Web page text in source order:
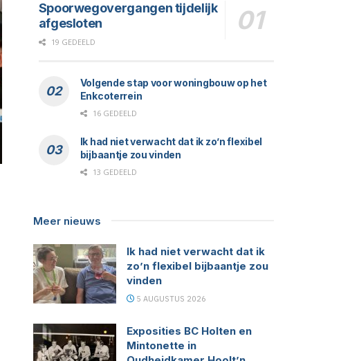
Spoorwegovergangen tijdelijk
afgesloten
19 GEDEELD
Volgende stap voor woningbouw op het
Enkcoterrein
16 GEDEELD
Ik had niet verwacht dat ik zo’n flexibel
bijbaantje zou vinden
13 GEDEELD
Meer nieuws
Ik had niet verwacht dat ik
zo’n flexibel bijbaantje zou
vinden
5 AUGUSTUS 2026
Exposities BC Holten en
Mintonette in